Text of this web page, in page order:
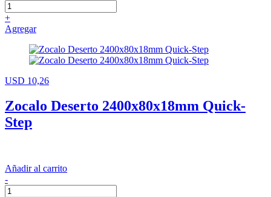
+
Agregar
USD 10,26
Zocalo Deserto 2400x80x18mm Quick-
Step
Añadir al carrito
-